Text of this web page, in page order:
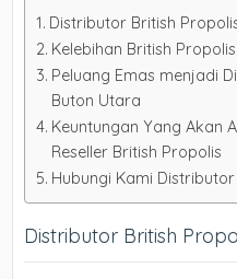
Distributor British
Kelebihan British Propolis
Peluang Emas menjadi
Buton Utara
Keuntungan Yang Akan
Reseller British Propolis
Hubungi Kami
Distributor British